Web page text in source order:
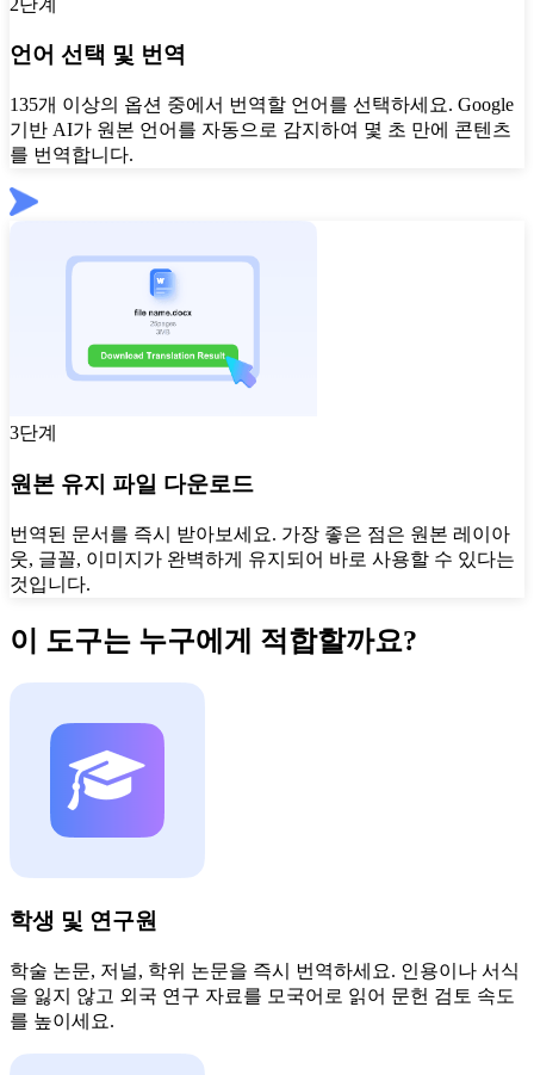
언어 선택 및 번역
135개 이상의 옵션 중에서 번역할 언어를 선택하세요. Google
기반 AI가 원본 언어를 자동으로 감지하여 몇 초 만에 콘텐츠
를 번역합니다.
3단계
원본 유지 파일 다운로드
번역된 문서를 즉시 받아보세요. 가장 좋은 점은 원본 레이아
웃, 글꼴, 이미지가 완벽하게 유지되어 바로 사용할 수 있다는
것입니다.
이 도구는 누구에게 적합할까요?
학생 및 연구원
학술 논문, 저널, 학위 논문을 즉시 번역하세요. 인용이나 서식
을 잃지 않고 외국 연구 자료를 모국어로 읽어 문헌 검토 속도
를 높이세요.